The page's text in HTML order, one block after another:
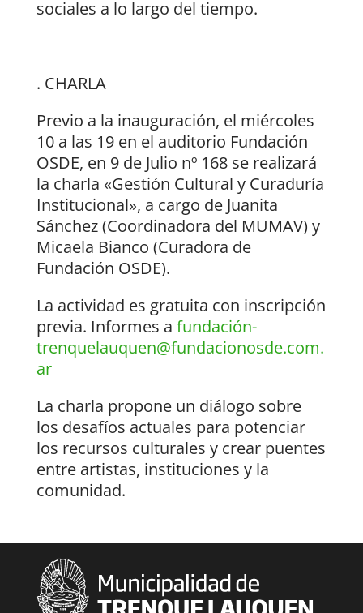
sociales a lo largo del tiempo.
. CHARLA
Previo a la inauguración, el miércoles
10 a las 19 en el auditorio Fundación
OSDE, en 9 de Julio nº 168 se realizará
la charla «Gestión Cultural y Curaduría
Institucional», a cargo de Juanita
Sánchez (Coordinadora del MUMAV) y
Micaela Bianco (Curadora de
Fundación OSDE).
La actividad es gratuita con inscripción
previa. Informes a fundación-
trenquelauquen@fundacionosde.com.
ar
La charla propone un diálogo sobre
los desafíos actuales para potenciar
los recursos culturales y crear puentes
entre artistas, instituciones y la
comunidad.